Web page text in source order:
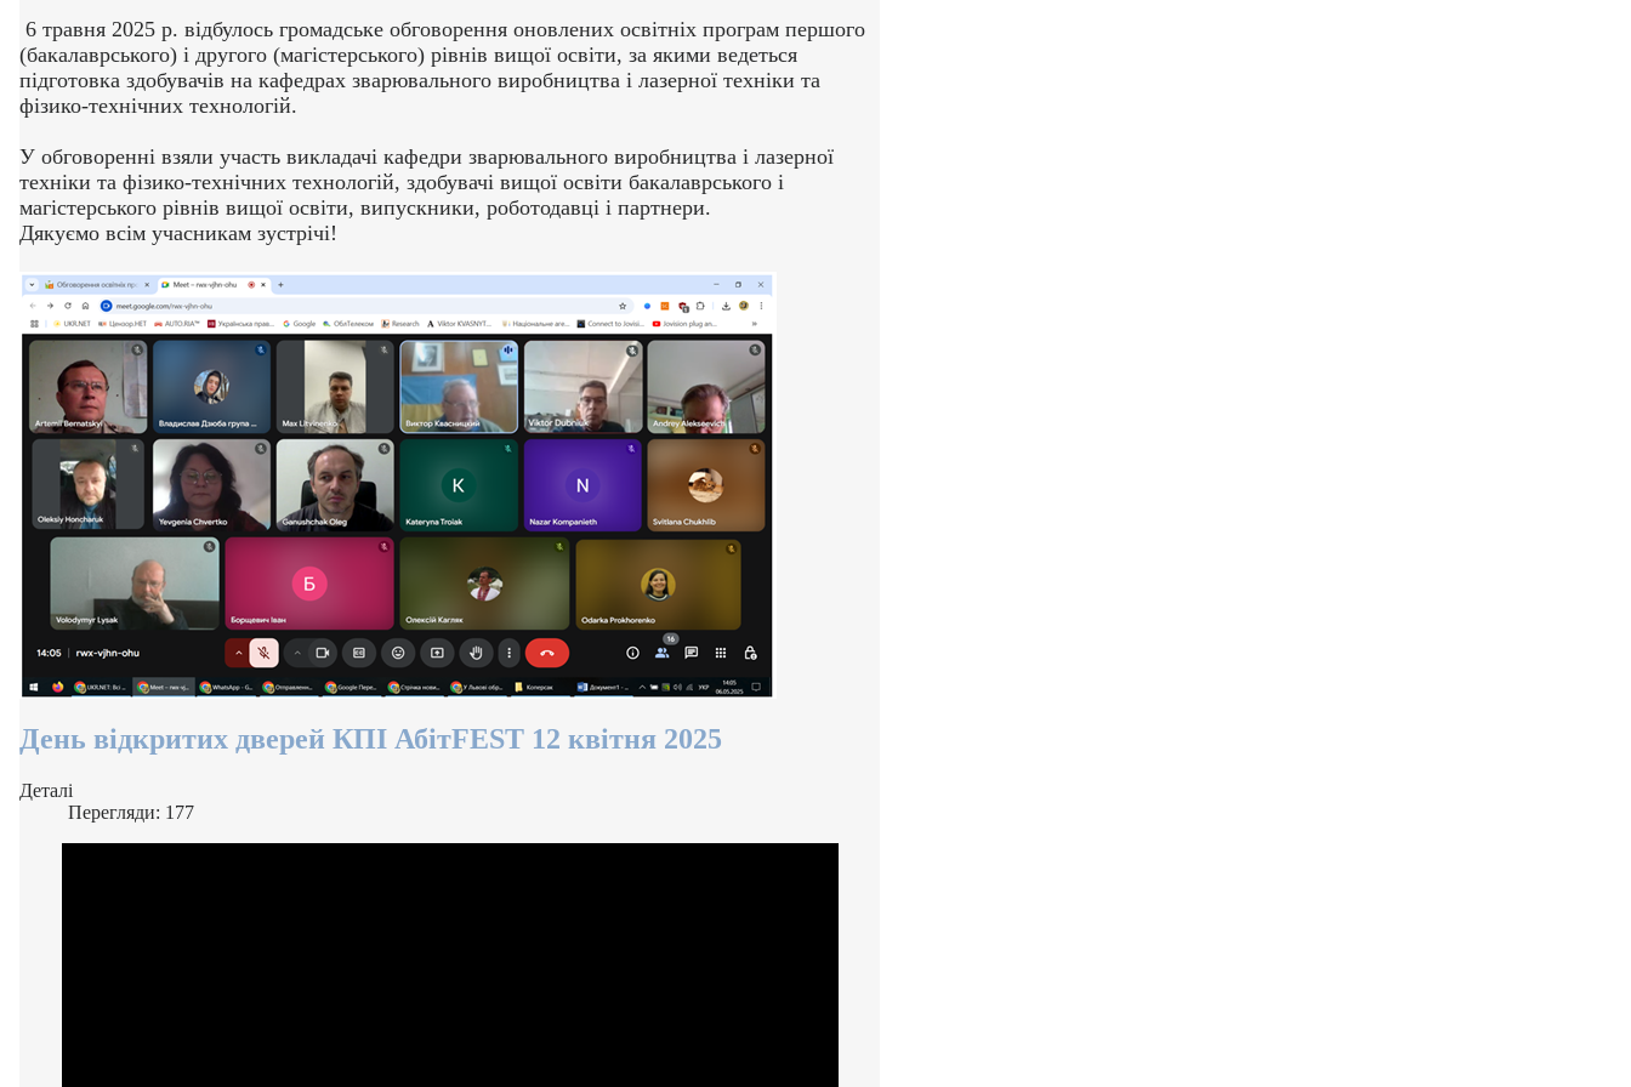
6 травня 2025 р. відбулось громадське обговорення оновлених освітніх програм першого
(бакалаврського) і другого (магістерського) рівнів вищої освіти, за якими ведеться
підготовка здобувачів на кафедрах зварювального виробництва і лазерної техніки та
фізико-технічних технологій.
У обговоренні взяли участь викладачі кафедри зварювального виробництва і лазерної
техніки та фізико-технічних технологій, здобувачі вищої освіти бакалаврського і
магістерського рівнів вищої освіти, випускники, роботодавці і партнери.
Дякуємо всім учасникам зустрічі!
День відкритих дверей КПІ АбітFEST 12 квітня 2025
Деталі
Перегляди: 177